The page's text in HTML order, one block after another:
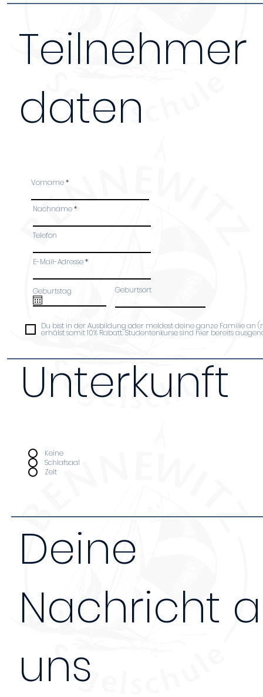
Teilnehmer
daten
Keine
Schlafsaal
Zelt
Vorname
Nachname
E-Mail-Adresse
Telefon
Geburtsort
Geburtstag
Du bist in der Ausbildung oder meldest deine ganze Familie an
erhälst somit 10% Rabatt. Studentenkurse sind hier bereits
Deine
Nachricht
uns
Da wir nur über begrenzten Platz verfügen
Unterkunft